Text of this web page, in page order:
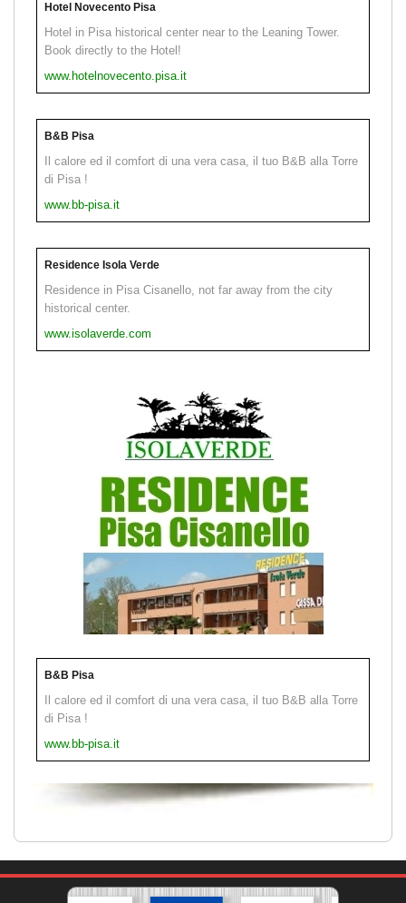
Hotel Novecento Pisa
Hotel in Pisa historical center near to the Leaning Tower.
Book directly to the Hotel!
www.hotelnovecento.pisa.it
B&B Pisa
Il calore ed il comfort di una vera casa, il tuo B&B alla Torre
di Pisa !
www.bb-pisa.it
Residence Isola Verde
Residence in Pisa Cisanello, not far away from the city
historical center.
www.isolaverde.com
B&B Pisa
Il calore ed il comfort di una vera casa, il tuo B&B alla Torre
di Pisa !
www.bb-pisa.it